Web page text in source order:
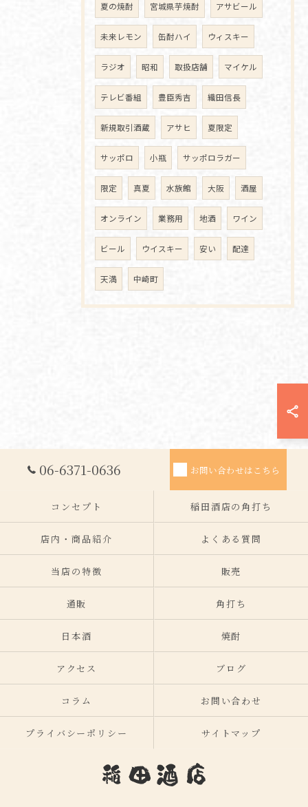
夏の焼酎 宮城県芋焼酎 アサビール
未来レモン 缶酎ハイ ウィスキー
ラジオ 昭和 取扱店舗 マイケル
テレビ番組 豊臣秀吉 織田信長
新規取引酒蔵 アサヒ 夏限定
サッポロ 小瓶 サッポロラガー
限定 真夏 水族館 大阪 酒屋
オンライン 業務用 地酒 ワイン
ビール ウイスキー 安い 配達
天満 中崎町
06-6371-0636 お問い合わせはこちら
コンセプト 稲田酒店の角打ち
店内・商品紹介 よくある質問
当店の特徴 販売
通販 角打ち
日本酒 焼酎
アクセス ブログ
コラム お問い合わせ
プライバシーポリシー サイトマップ